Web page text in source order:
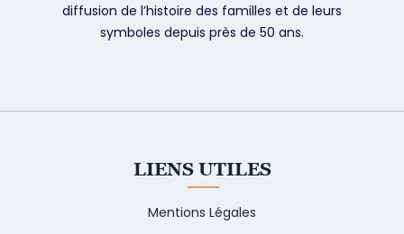
diffusion de l’histoire des familles et de leurs
symboles depuis près de 50 ans.
LIENS UTILES
Mentions Légales